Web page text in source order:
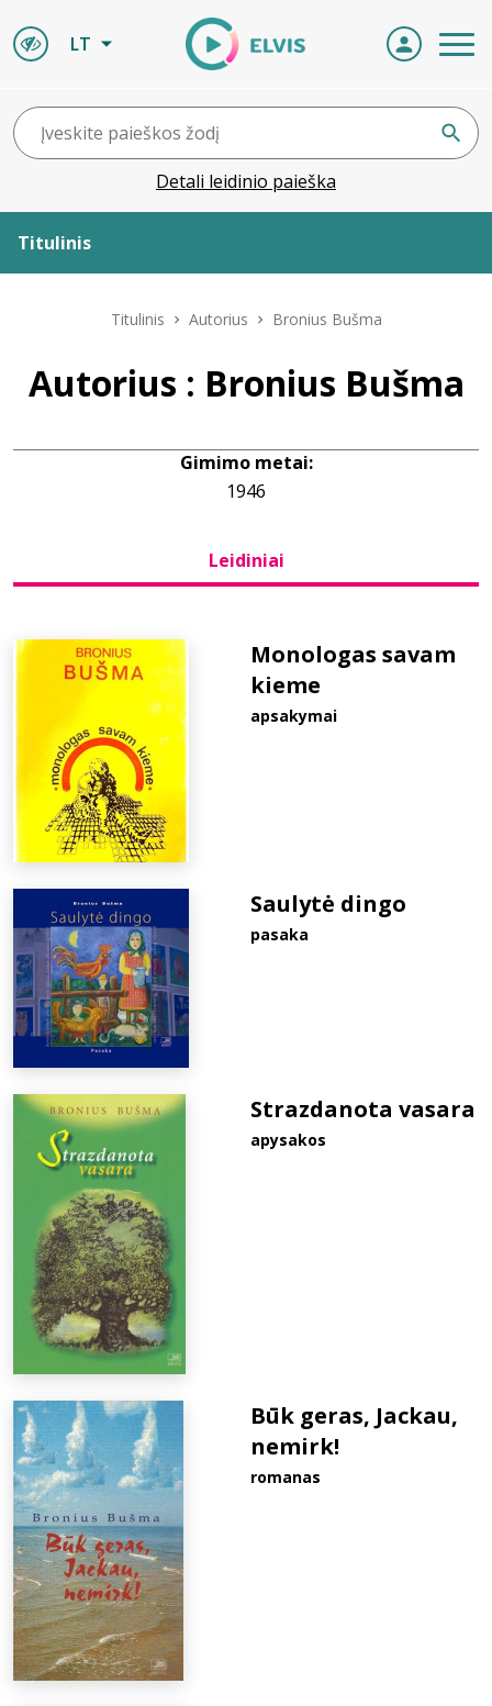
LT
Detali leidinio paieška
Titulinis
Leidiniai
Titulinis Autorius Bronius Bušma
Autorius : Bronius Bušma
Gimimo metai:
1946
Leidiniai
Monologas savam
kieme
apsakymai
Saulytė dingo
pasaka
Strazdanota vasara
apysakos
Būk geras, Jackau,
nemirk!
romanas